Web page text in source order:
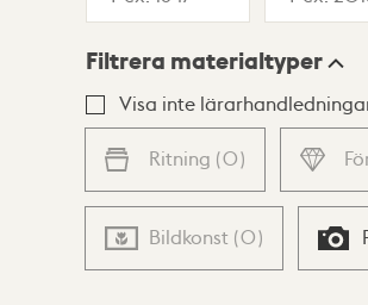
Lista Karta
Filtrera materialtyper
Visa inte
Ritning (0)
Bildkonst (0)